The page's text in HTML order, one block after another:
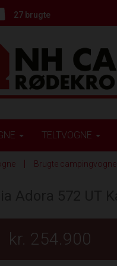
27 brugte
TELTVOGNE
Brugte campingvogne
kr. 254.900